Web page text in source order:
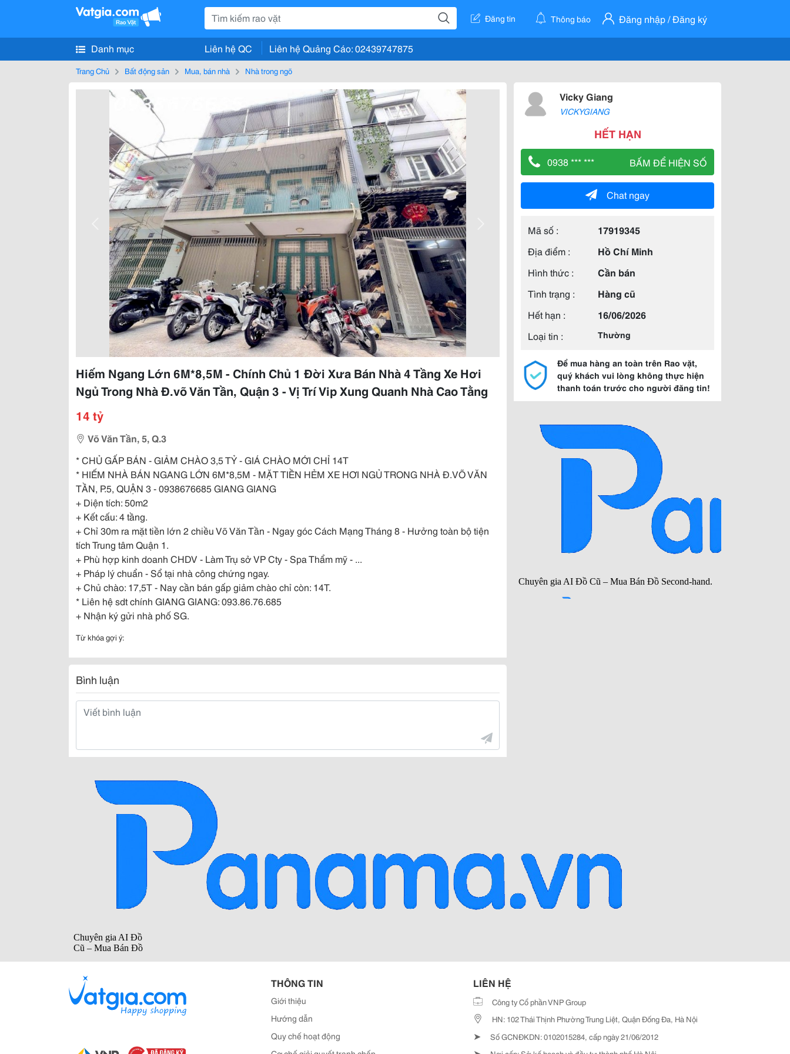
Đăng tin Thông báo Đăng nhập / Đăng ký
Danh mục Liên hệ QC Liên hệ Quảng Cáo: 02439747875
Trang Chủ Bất động sản Mua, bán nhà Nhà trong ngõ
Hiếm Ngang Lớn 6M*8,5M - Chính Chủ 1 Đời Xưa Bán Nhà 4 Tầng Xe Hơi
Ngủ Trong Nhà Đ.võ Văn Tần, Quận 3 - Vị Trí Vip Xung Quanh Nhà Cao Tằng
14 tỷ
Võ Văn Tần, 5, Q.3
* CHỦ GẤP BÁN - GIẢM CHÀO 3,5 TỶ - GIÁ CHÀO MỚI CHỈ 14T
* HIẾM NHÀ BÁN NGANG LỚN 6M*8,5M - MẶT TIỀN HẺM XE HƠI NGỦ TRONG NHÀ Đ.VÕ VĂN
TẦN, P.5, QUẬN 3 - 0938676685 GIANG GIANG
+ Diện tích: 50m2
+ Kết cấu: 4 tầng.
+ Chỉ 30m ra mặt tiền lớn 2 chiều Võ Văn Tần - Ngay góc Cách Mạng Tháng 8 - Hưởng toàn bộ tiện
tích Trung tâm Quận 1.
+ Phù hợp kinh doanh CHDV - Làm Trụ sở VP Cty - Spa Thẩm mỹ - ...
+ Pháp lý chuẩn - Sổ tại nhà công chứng ngay.
+ Chủ chào: 17,5T - Nay cần bán gấp giảm chào chỉ còn: 14T.
* Liên hệ sdt chính GIANG GIANG: 093.86.76.685
+ Nhận ký gửi nhà phố SG.
Từ khóa gợi ý:
Bình luận
Vicky Giang
VICKYGIANG
HẾT HẠN
0938 *** *** BẤM ĐỂ HIỆN SỐ
Chat ngay
Mã số :
17919345
Địa điểm :
Hồ Chí Minh
Hình thức :
Cần bán
Tình trạng :
Hàng cũ
Hết hạn :
16/06/2026
Loại tin :
Thường
Để mua hàng an toàn trên Rao vặt,
quý khách vui lòng không thực hiện
thanh toán trước cho người đăng tin!
THÔNG TIN
Giới thiệu
Hướng dẫn
Quy chế hoạt động
LIÊN HỆ
Công ty Cổ phần VNP Group
HN: 102 Thái Thịnh Phường Trung Liệt, Quận Đống Đa, Hà Nội
➤ Số GCNĐKDN: 0102015284, cấp ngày 21/06/2012